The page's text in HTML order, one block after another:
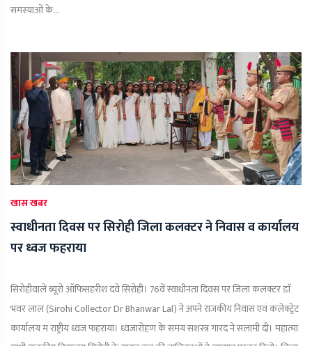
समस्याओं के...
खास खबर
स्वाधीनता दिवस पर सिरोही जिला कलक्टर ने निवास व कार्यालय
पर ध्वज फहराया
सिरोहीवाले ब्यूरो ऑफिसहरीश दवे सिरोही। 76वें स्वाधीनता दिवस पर जिला कलक्टर डाॅ
भंवर लाल (Sirohi Collector Dr Bhanwar Lal) ने अपने राजकीय निवास एवं कलेक्ट्रेट
कार्यालय म­ राष्ट्रीय ध्वज फहराया। ध्वजारोहण के समय सशस्त्र गारद ने सलामी दी। महात्मा